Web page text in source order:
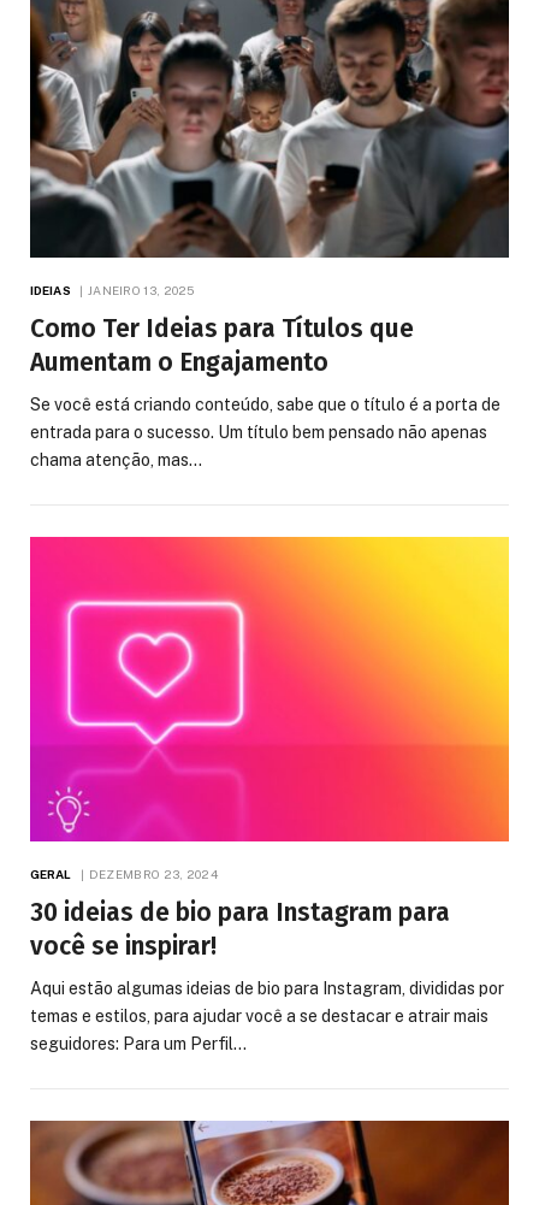
IDEIAS JANEIRO 13, 2025
Como Ter Ideias para Títulos que
Aumentam o Engajamento
Se você está criando conteúdo, sabe que o título é a porta de
entrada para o sucesso. Um título bem pensado não apenas
chama atenção, mas…
GERAL DEZEMBRO 23, 2024
30 ideias de bio para Instagram para
você se inspirar!
Aqui estão algumas ideias de bio para Instagram, divididas por
temas e estilos, para ajudar você a se destacar e atrair mais
seguidores: Para um Perfil…